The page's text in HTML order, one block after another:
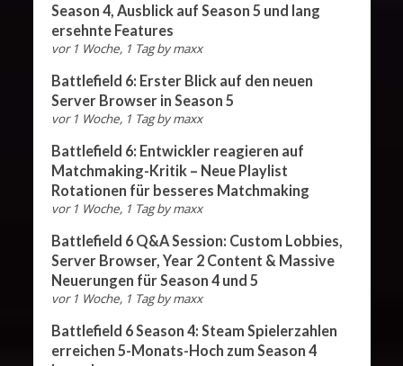
Season 4, Ausblick auf Season 5 und lang
ersehnte Features
vor 1 Woche, 1 Tag bymaxx
Battlefield 6: Erster Blick auf den neuen
Server Browser in Season 5
vor 1 Woche, 1 Tag bymaxx
Battlefield 6: Entwickler reagieren auf
Matchmaking-Kritik – Neue Playlist
Rotationen für besseres Matchmaking
vor 1 Woche, 1 Tag bymaxx
Battlefield 6 Q&A Session: Custom Lobbies,
Server Browser, Year 2 Content & Massive
Neuerungen für Season 4 und 5
vor 1 Woche, 1 Tag bymaxx
Battlefield 6 Season 4: Steam Spielerzahlen
erreichen 5-Monats-Hoch zum Season 4